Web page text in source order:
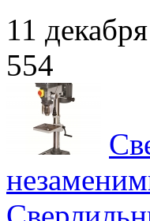
11
554